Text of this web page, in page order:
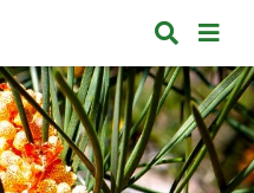
Alternar
de
de